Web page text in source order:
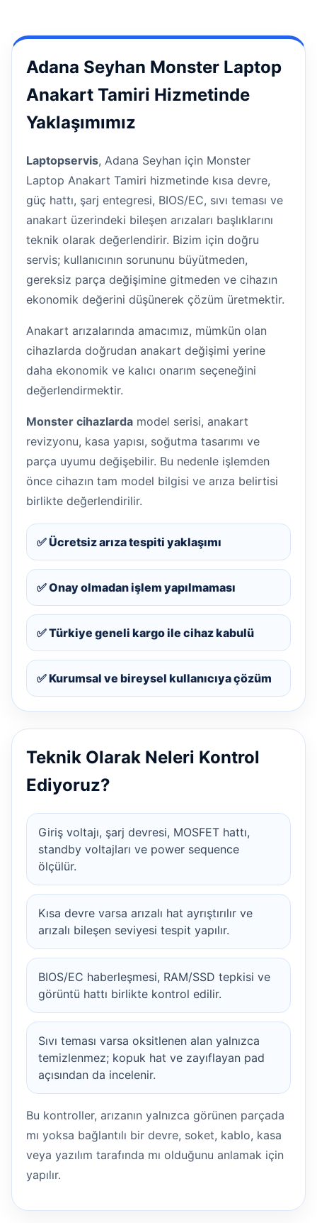
Adana Seyhan Monster Laptop
Anakart Tamiri Hizmetinde
Yaklaşımımız
Laptopservis, Adana Seyhan için Monster
Laptop Anakart Tamiri hizmetinde kısa devre,
güç hattı, şarj entegresi, BIOS/EC, sıvı teması ve
anakart üzerindeki bileşen arızaları başlıklarını
teknik olarak değerlendirir. Bizim için doğru
servis; kullanıcının sorununu büyütmeden,
gereksiz parça değişimine gitmeden ve cihazın
ekonomik değerini düşünerek çözüm üretmektir.
Anakart arızalarında amacımız, mümkün olan
cihazlarda doğrudan anakart değişimi yerine
daha ekonomik ve kalıcı onarım seçeneğini
değerlendirmektir.
Monster cihazlarda model serisi, anakart
revizyonu, kasa yapısı, soğutma tasarımı ve
parça uyumu değişebilir. Bu nedenle işlemden
önce cihazın tam model bilgisi ve arıza belirtisi
birlikte değerlendirilir.
✅ Ücretsiz arıza tespiti yaklaşımı
✅ Onay olmadan işlem yapılmaması
✅ Türkiye geneli kargo ile cihaz kabulü
✅ Kurumsal ve bireysel kullanıcıya çözüm
Teknik Olarak Neleri Kontrol
Ediyoruz?
Giriş voltajı, şarj devresi, MOSFET hattı,
standby voltajları ve power sequence
ölçülür.
Kısa devre varsa arızalı hat ayrıştırılır ve
arızalı bileşen seviyesi tespit yapılır.
BIOS/EC haberleşmesi, RAM/SSD tepkisi ve
görüntü hattı birlikte kontrol edilir.
Sıvı teması varsa oksitlenen alan yalnızca
temizlenmez; kopuk hat ve zayıflayan pad
açısından da incelenir.
Bu kontroller, arızanın yalnızca görünen parçada
mı yoksa bağlantılı bir devre, soket, kablo, kasa
veya yazılım tarafında mı olduğunu anlamak için
yapılır.